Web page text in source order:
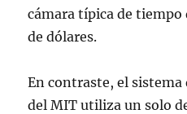
cámara típica de tiempo
de dólares.
En contraste, el
del MIT utiliza un solo